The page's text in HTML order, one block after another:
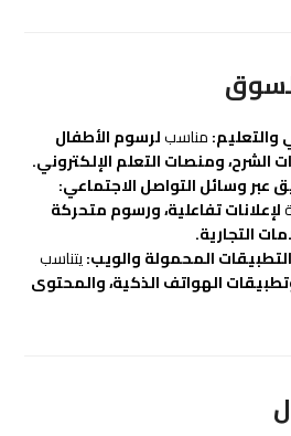
والتعليم:مناسبلرسوم الأطفال
الشرح، ومنصات التعلم الإلكتروني.
عبر وسائل التواصل الاجتماعي:
لإعلانات تفاعلية، ورسوم متحركة
التجارية.
المحمولة والويب:يتناسب
الهواتف الذكية، والمحتوى